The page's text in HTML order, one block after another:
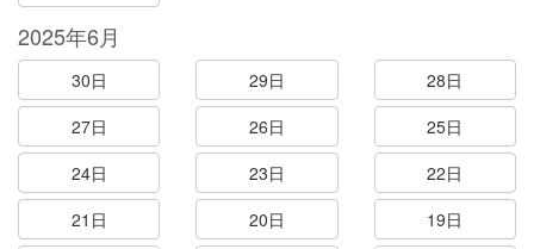
2025年6月
30日 29日
28日
27日
26日
25日
24日
23日
22日
21日
20日
19日